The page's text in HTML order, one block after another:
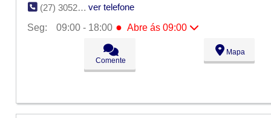
(27) 3052-4882
ver telefone
Seg:
09:00 - 18:00 ● Abre ás 09:00
09:00 - 18:00
09:00 - 18:00
09:00 - 18:00
Comente
Mapa